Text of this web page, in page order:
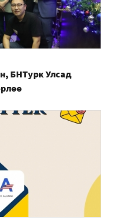
БНТурк Улсад